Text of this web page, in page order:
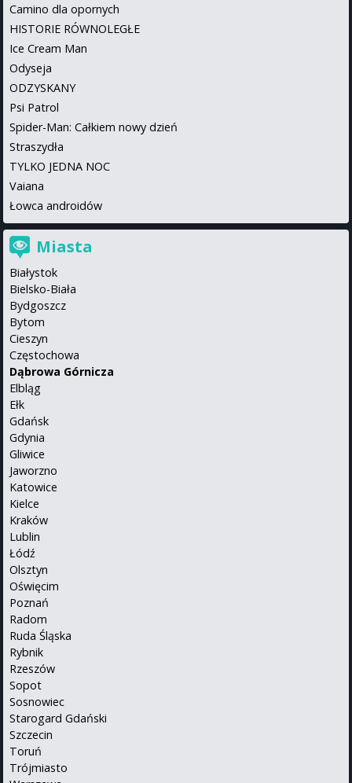
Camino dla opornych
HISTORIE RÓWNOLEGŁE
Ice Cream Man
Odyseja
ODZYSKANY
Psi Patrol
Spider-Man: Całkiem nowy dzień
Straszydła
TYLKO JEDNA NOC
Vaiana
Łowca androidów
Miasta
Białystok
Bielsko-Biała
Bydgoszcz
Bytom
Cieszyn
Częstochowa
Dąbrowa Górnicza
Elbląg
Ełk
Gdańsk
Gdynia
Gliwice
Jaworzno
Katowice
Kielce
Kraków
Lublin
Łódź
Olsztyn
Oświęcim
Poznań
Radom
Ruda Śląska
Rybnik
Rzeszów
Sopot
Sosnowiec
Starogard Gdański
Szczecin
Toruń
Trójmiasto